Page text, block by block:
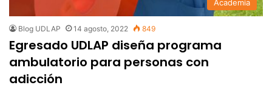
Academia
Blog UDLAP 14 agosto, 2022 849
Egresado UDLAP diseña programa
ambulatorio para personas con
adicción